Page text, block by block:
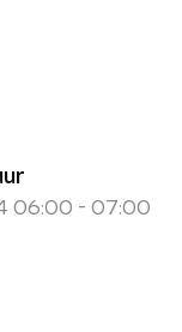
06:00 - 07:00